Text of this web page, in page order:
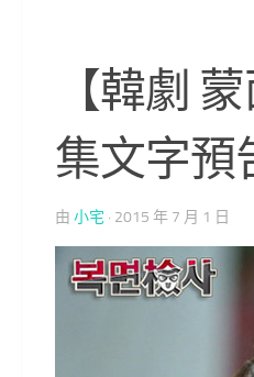
【韓劇
集文字預
由 小宅 · 2015 年 7 月 1 日